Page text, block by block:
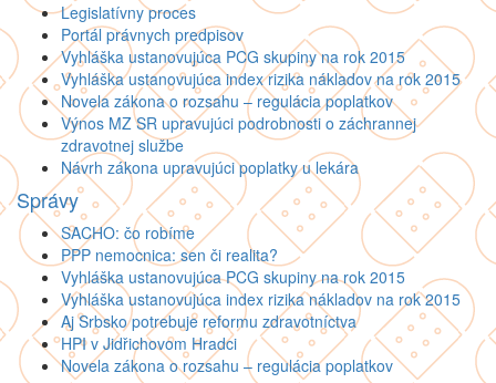
Legislatívny proces
Portál právnych predpisov
Vyhláška ustanovujúca PCG skupiny na rok 2015
Vyhláška ustanovujúca index rizika nákladov na rok 2015
Novela zákona o rozsahu – regulácia poplatkov
Výnos MZ SR upravujúci podrobnosti o záchrannej
zdravotnej službe
Návrh zákona upravujúci poplatky u lekára
Správy
SACHO: čo robíme
PPP nemocnica: sen či realita?
Vyhláška ustanovujúca PCG skupiny na rok 2015
Vyhláška ustanovujúca index rizika nákladov na rok 2015
Aj Srbsko potrebuje reformu zdravotníctva
HPI v Jidřichovom Hradci
Novela zákona o rozsahu – regulácia poplatkov